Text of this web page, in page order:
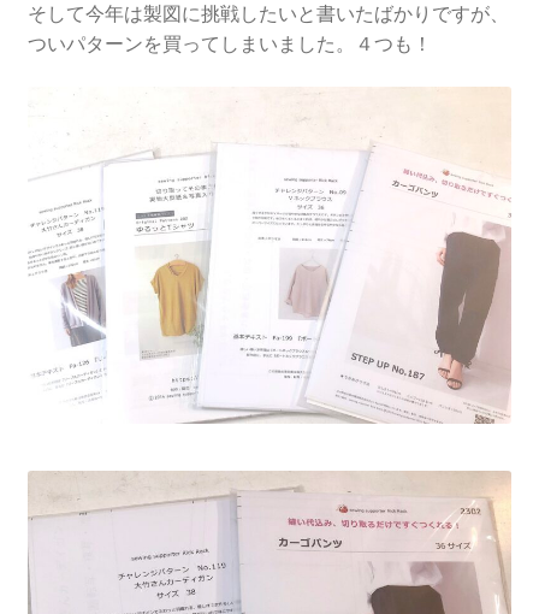
そして今年は製図に挑戦したいと書いたばかりですが、
ついパターンを買ってしまいました。４つも！